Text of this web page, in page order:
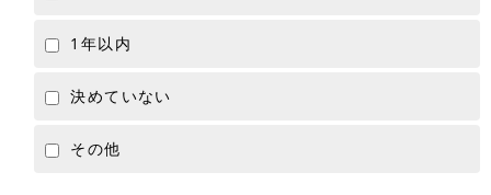
1年以内
決めていない
その他